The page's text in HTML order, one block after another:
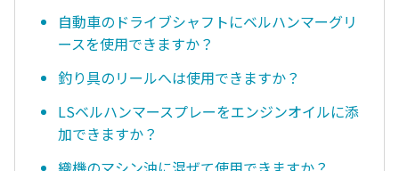
自動車のドライブシャフトにベルハンマーグリ
ースを使用できますか？
釣り具のリールへは使用できますか？
LSベルハンマースプレーをエンジンオイルに添
加できますか？